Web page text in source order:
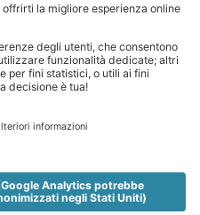
Credits
Sitemap